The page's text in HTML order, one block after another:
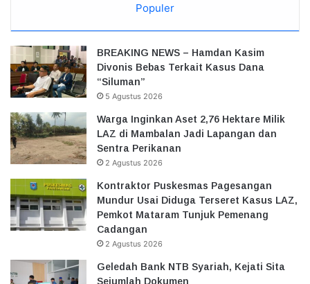
Populer
BREAKING NEWS – Hamdan Kasim
Divonis Bebas Terkait Kasus Dana
“Siluman”
5 Agustus 2026
Warga Inginkan Aset 2,76 Hektare Milik
LAZ di Mambalan Jadi Lapangan dan
Sentra Perikanan
2 Agustus 2026
Kontraktor Puskesmas Pagesangan
Mundur Usai Diduga Terseret Kasus LAZ,
Pemkot Mataram Tunjuk Pemenang
Cadangan
2 Agustus 2026
Geledah Bank NTB Syariah, Kejati Sita
Sejumlah Dokumen